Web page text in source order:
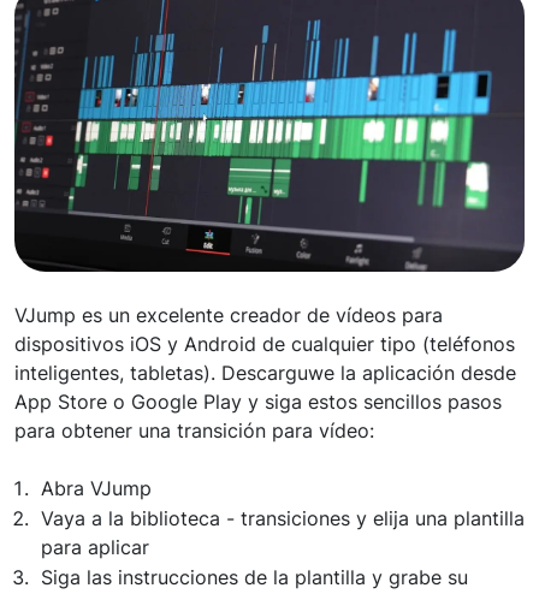
VJump es un excelente creador de vídeos para
dispositivos iOS y Android de cualquier tipo (teléfonos
inteligentes, tabletas). Descarguwe la aplicación desde
App Store o Google Play y siga estos sencillos pasos
para obtener una transición para vídeo:
Abra VJump
Vaya a la biblioteca - transiciones y elija una plantilla
para aplicar
Siga las instrucciones de la plantilla y grabe su